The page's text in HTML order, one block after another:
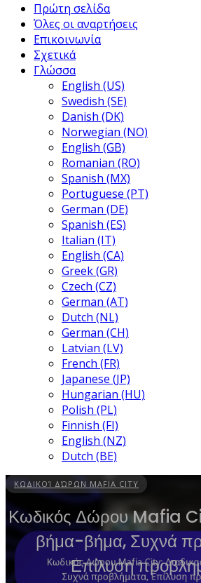
Πρώτη σελίδα
Όλες οι αναρτήσεις
Επικοινωνία
Σχετικά
Γλώσσα
English (US)
Swedish (SE)
Danish (DK)
Norwegian (NO)
English (GB)
Romanian (RO)
Spanish (MX)
Portuguese (PT)
German (DE)
Spanish (ES)
Italian (IT)
English (CA)
Greek (GR)
Czech (CZ)
German (AT)
Dutch (NL)
German (CH)
Latvian (LV)
French (FR)
Japanese (JP)
Hungarian (HU)
Polish (PL)
Finnish (FI)
English (NZ)
Dutch (BE)
ΚΩΔΙΚΟΊ ΔΏΡΩΝ MAFIA CITY
Κωδικός Δώρου Mafia
βήμα-βήμα, Συχνά
Επίλυση